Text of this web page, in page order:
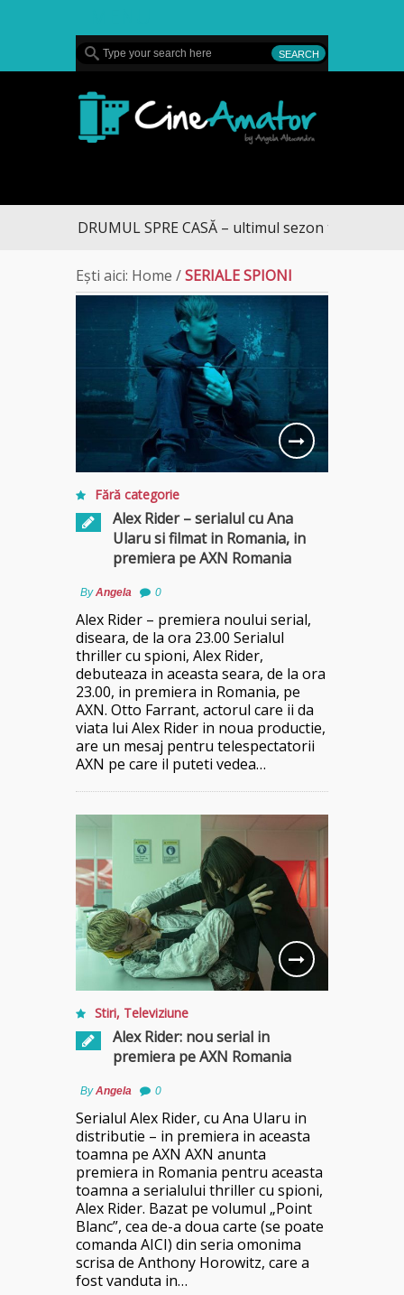
DRUMUL SPRE CASĂ – ultimul sezon te aduce la
Ești aici: Home /SERIALE SPIONI
Fără categorie
Alex Rider – serialul cu Ana
Ularu si filmat in Romania, in
premiera pe AXN Romania
ByAngela 0
Alex Rider – premiera noului serial,
diseara, de la ora 23.00 Serialul
thriller cu spioni, Alex Rider,
debuteaza in aceasta seara, de la ora
23.00, in premiera in Romania, pe
AXN. Otto Farrant, actorul care ii da
viata lui Alex Rider in noua productie,
are un mesaj pentru telespectatorii
AXN pe care il puteti vedea…
Stiri, Televiziune
Alex Rider: nou serial in
premiera pe AXN Romania
ByAngela 0
Serialul Alex Rider, cu Ana Ularu in
distributie – in premiera in aceasta
toamna pe AXN AXN anunta
premiera in Romania pentru aceasta
toamna a serialului thriller cu spioni,
Alex Rider. Bazat pe volumul „Point
Blanc”, cea de-a doua carte (se poate
comanda AICI) din seria omonima
scrisa de Anthony Horowitz, care a
fost vanduta in…